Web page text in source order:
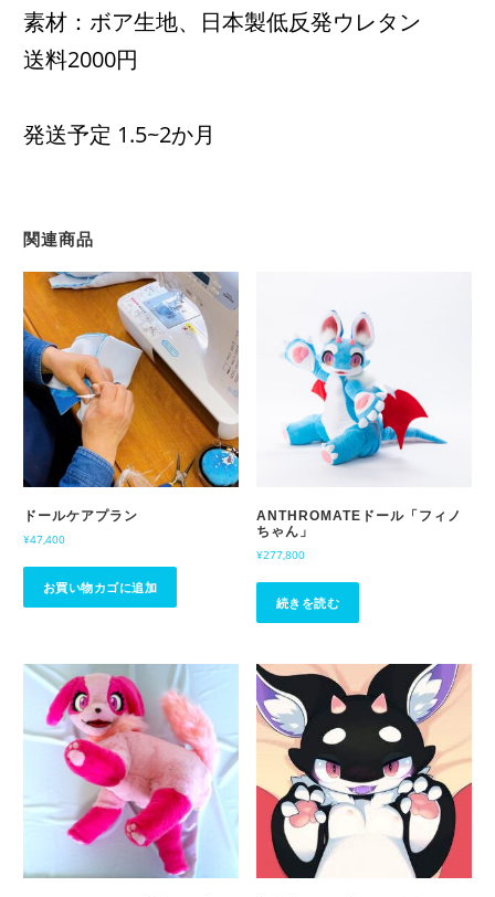
素材：ボア生地、日本製低反発ウレタン
送料2000円
発送予定 1.5~2か月
関連商品
ドールケアプラン
¥47,400
お買い物カゴに追加
ANTHROMATEドール「フィノ
ちゃん」
¥277,800
続きを読む